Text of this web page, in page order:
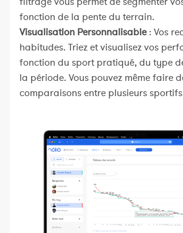
fonction de la pente du terrain.
Visualisation Personnalisable: Vos
habitudes. Triez et visualisez vos
fonction du sport pratiqué, du type
la période. Vous pouvez même faire
comparaisons entre plusieurs